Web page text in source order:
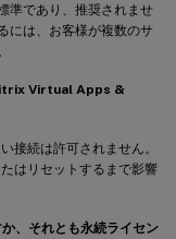
準であり、推奨されませ
には、お客様が複数のサ
Virtual Apps &
接続は許可されません。
はリセットするまで影響
、それとも永続ライセン